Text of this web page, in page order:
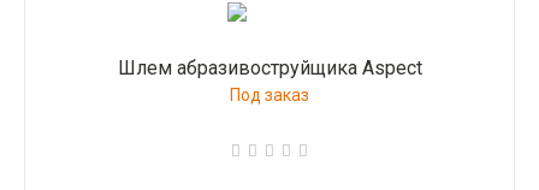
Шлем абразивоструйщика Aspect
Под заказ